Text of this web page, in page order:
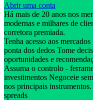
Abrir uma conta
Há mais de 20 anos nos
modernas e milhares de
corretora premiada.
Tenha acesso aos
ponta dos dedos Tome
oportunidades e
Assuma o controlo -
investimentos Negoceie
nos principais
spreads